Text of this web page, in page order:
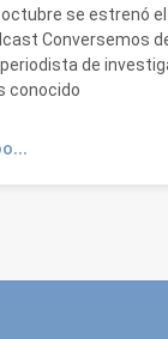
octubre se estrenó
Conversemos
de
conocido